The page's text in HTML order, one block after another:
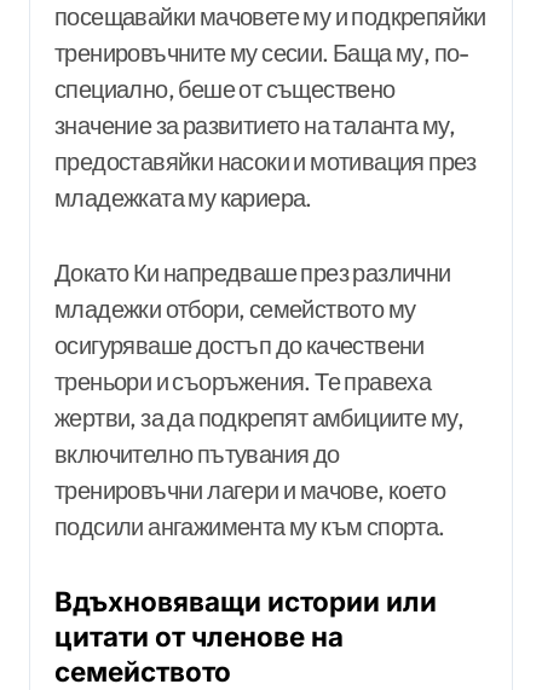
посещавайки мачовете му и подкрепяйки
тренировъчните му сесии. Баща му, по-
специално, беше от съществено
значение за развитието на таланта му,
предоставяйки насоки и мотивация през
младежката му кариера.
Докато Ки напредваше през различни
младежки отбори, семейството му
осигуряваше достъп до качествени
треньори и съоръжения. Те правеха
жертви, за да подкрепят амбициите му,
включително пътувания до
тренировъчни лагери и мачове, което
подсили ангажимента му към спорта.
Вдъхновяващи истории или
цитати от членове на
семейството